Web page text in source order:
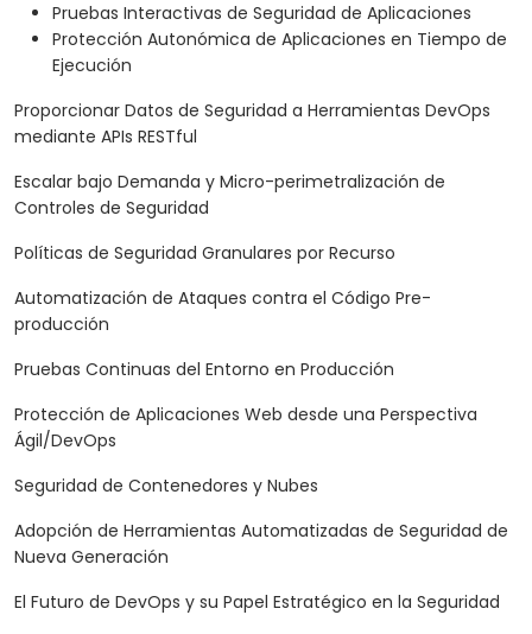
Pruebas Interactivas de Seguridad de Aplicaciones
Protección Autonómica de Aplicaciones en Tiempo de
Ejecución
Proporcionar Datos de Seguridad a Herramientas DevOps
mediante APIs RESTful
Escalar bajo Demanda y Micro-perimetralización de
Controles de Seguridad
Políticas de Seguridad Granulares por Recurso
Automatización de Ataques contra el Código Pre-
producción
Pruebas Continuas del Entorno en Producción
Protección de Aplicaciones Web desde una Perspectiva
Ágil/DevOps
Seguridad de Contenedores y Nubes
Adopción de Herramientas Automatizadas de Seguridad de
Nueva Generación
El Futuro de DevOps y su Papel Estratégico en la Seguridad